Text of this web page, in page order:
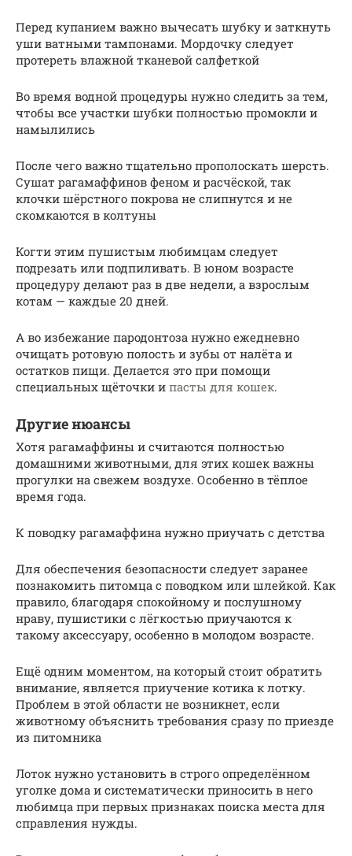
Перед купанием важно вычесать шубку и заткнуть
уши ватными тампонами. Мордочку следует
протереть влажной тканевой салфеткой
Во время водной процедуры нужно следить за тем,
чтобы все участки шубки полностью промокли и
намылились
После чего важно тщательно прополоскать шерсть.
Сушат рагамаффинов феном и расчёской, так
клочки шёрстного покрова не слипнутся и не
скомкаются в колтуны
Когти этим пушистым любимцам следует
подрезать или подпиливать. В юном возрасте
процедуру делают раз в две недели, а взрослым
котам — каждые 20 дней.
А во избежание пародонтоза нужно ежедневно
очищать ротовую полость и зубы от налёта и
остатков пищи. Делается это при помощи
специальных щёточки и пасты для кошек.
Другие нюансы
Хотя рагамаффины и считаются полностью
домашними животными, для этих кошек важны
прогулки на свежем воздухе. Особенно в тёплое
время года.
К поводку рагамаффина нужно приучать с детства
Для обеспечения безопасности следует заранее
познакомить питомца с поводком или шлейкой. Как
правило, благодаря спокойному и послушному
нраву, пушистики с лёгкостью приучаются к
такому аксессуару, особенно в молодом возрасте.
Ещё одним моментом, на который стоит обратить
внимание, является приучение котика к лотку.
Проблем в этой области не возникнет, если
животному объяснить требования сразу по приезде
из питомника
Лоток нужно установить в строго определённом
уголке дома и систематически приносить в него
любимца при первых признаках поиска места для
справления нужды.